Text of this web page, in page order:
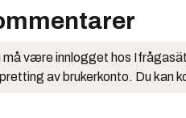
må være innlogget hos
av brukerkonto. Du kan